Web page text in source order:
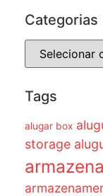
Categorias
Tags
alugar box
storage